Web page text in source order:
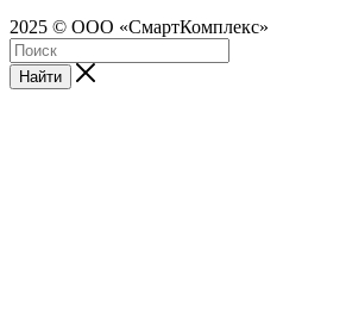
2025 © ООО «СмартКомплекс»
Найти